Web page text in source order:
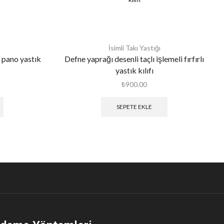
yastık
İsimli Takı Yastığı
Defne yaprağı desenli taçlı işlemeli fırfırlı
yastık kılıfı
₺900.00
SEPETE EKLE